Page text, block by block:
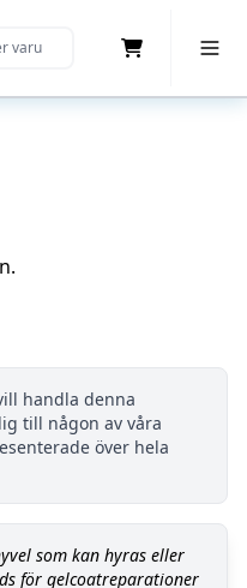
handla denna
till någon av våra
över hela
som kan hyras eller
för gelcoatreparationer